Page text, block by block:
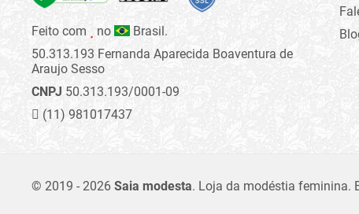
Feito com no
Brasil.
50.313.193 Fernanda Aparecida Boaventura de
Araujo Sesso
CNPJ 50.313.193/0001-09
(11) 981017437
© 2019 - 2026 Saia modesta. Loja da modéstia feminina.